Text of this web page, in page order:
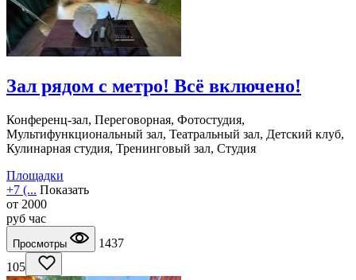
Зал рядом с метро! Всё включено!
Конференц-зал, Переговорная, Фотостудия,
Мультифункциональный зал, Театральный зал, Детский клуб,
Кулинарная студия, Тренинговый зал, Студия
Площадки
+7 (... Показать
от 2000
руб час
Просмотры
1437
105